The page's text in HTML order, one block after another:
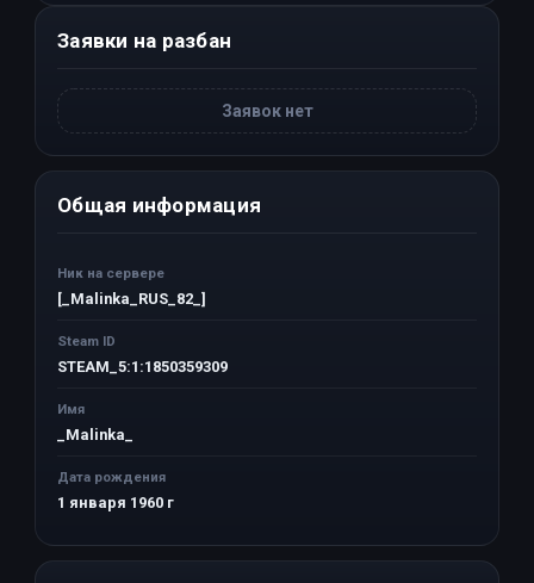
Заявки на разбан
Заявок нет
Общая информация
Ник на сервере
[_Malinka_RUS_82_]
Steam ID
STEAM_5:1:1850359309
Имя
_Malinka_
Дата рождения
1 января 1960 г